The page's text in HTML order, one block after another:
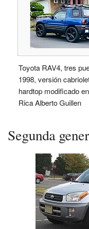
Toyota RAV4, tres
1998, versión
hardtop modificado
Rica Alberto Guillen
Segunda